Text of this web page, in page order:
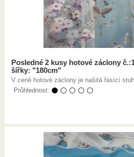
Posledné 2 kusy hotové záclony
šířky: "180cm"
V ceně hotové záclony je našitá řasící
Průhlednost: ⚫ ⚪ ⚪ ⚪ ⚪